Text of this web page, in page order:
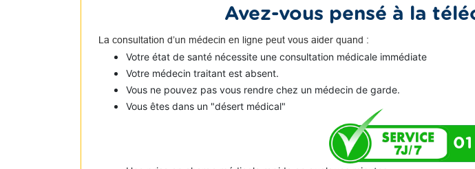
Avez-vous pensé à la
La consultation d’un médecin en ligne peut vous aider quand :
Votre état de santé nécessite une consultation médicale immédiate
Votre médecin traitant est absent.
Vous ne pouvez pas vous rendre chez un médecin de garde.
Vous êtes dans un "désert médical"